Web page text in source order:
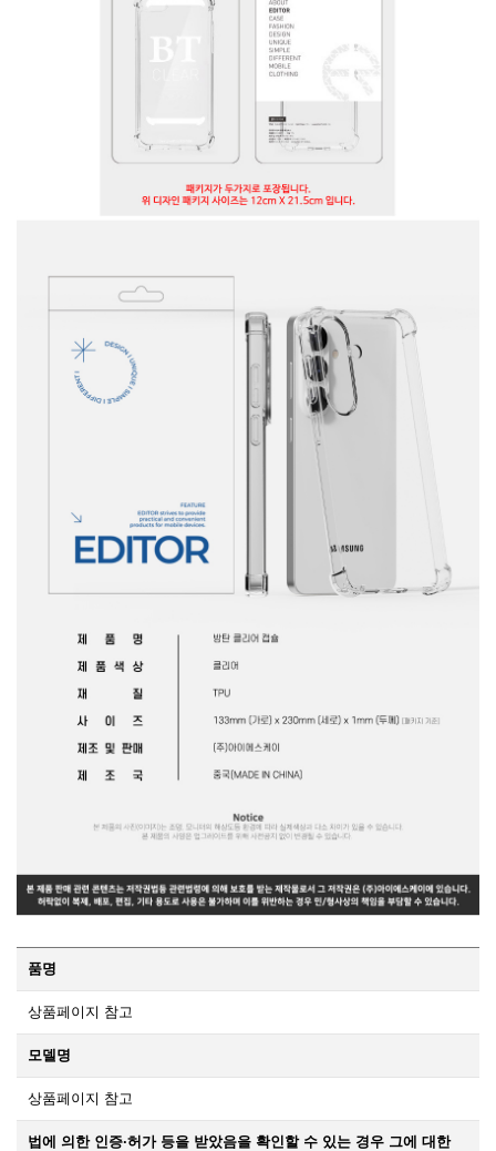
품명
상품페이지 참고
모델명
상품페이지 참고
법에 의한 인증·허가 등을 받았음을 확인할 수 있는 경우 그에 대한